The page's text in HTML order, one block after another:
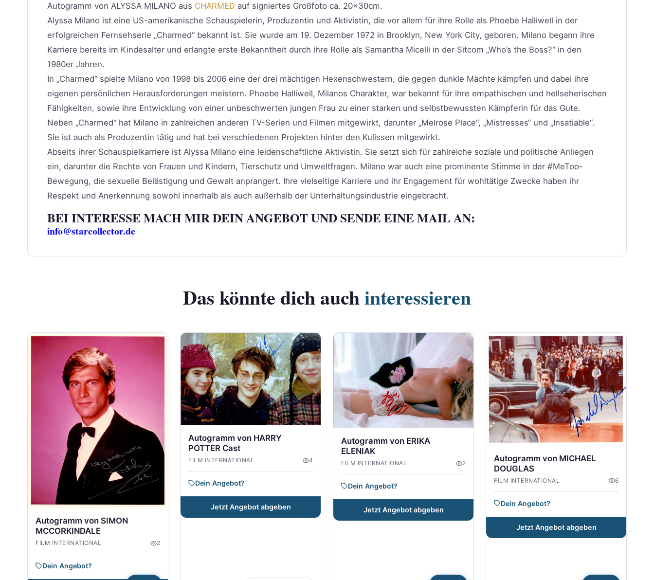
Autogramm von ALYSSA MILANO aus CHARMED auf signiertes Großfoto ca. 20x30cm.
Alyssa Milano ist eine US-amerikanische Schauspielerin, Produzentin und Aktivistin, die vor allem für ihre Rolle als Phoebe Halliwell in der
erfolgreichen Fernsehserie „Charmed“ bekannt ist. Sie wurde am 19. Dezember 1972 in Brooklyn, New York City, geboren. Milano begann ihre
Karriere bereits im Kindesalter und erlangte erste Bekanntheit durch ihre Rolle als Samantha Micelli in der Sitcom „Who’s the Boss?“ in den
1980er Jahren.
In „Charmed“ spielte Milano von 1998 bis 2006 eine der drei mächtigen Hexenschwestern, die gegen dunkle Mächte kämpfen und dabei ihre
eigenen persönlichen Herausforderungen meistern. Phoebe Halliwell, Milanos Charakter, war bekannt für ihre empathischen und hellseherischen
Fähigkeiten, sowie ihre Entwicklung von einer unbeschwerten jungen Frau zu einer starken und selbstbewussten Kämpferin für das Gute.
Neben „Charmed“ hat Milano in zahlreichen anderen TV-Serien und Filmen mitgewirkt, darunter „Melrose Place“, „Mistresses“ und „Insatiable“.
Sie ist auch als Produzentin tätig und hat bei verschiedenen Projekten hinter den Kulissen mitgewirkt.
Abseits ihrer Schauspielkarriere ist Alyssa Milano eine leidenschaftliche Aktivistin. Sie setzt sich für zahlreiche soziale und politische Anliegen
ein, darunter die Rechte von Frauen und Kindern, Tierschutz und Umweltfragen. Milano war auch eine prominente Stimme in der #MeToo-
Bewegung, die sexuelle Belästigung und Gewalt anprangert. Ihre vielseitige Karriere und ihr Engagement für wohltätige Zwecke haben ihr
Respekt und Anerkennung sowohl innerhalb als auch außerhalb der Unterhaltungsindustrie eingebracht.
BEI INTERESSE MACH MIR DEIN ANGEBOT UND SENDE EINE MAIL AN:
info@starcollector.de
Das könnte dich auchinteressieren
Autogramm von SIMON
MCCORKINDALE
FILM INTERNATIONAL 2
Dein Angebot?
Autogramm von HARRY
POTTER Cast
FILM INTERNATIONAL 4
Dein Angebot?
Jetzt Angebot abgeben
Autogramm von ERIKA
ELENIAK
FILM INTERNATIONAL 2
Dein Angebot?
Jetzt Angebot abgeben
Autogramm von MICHAEL
DOUGLAS
FILM INTERNATIONAL 6
Dein Angebot?
Jetzt Angebot abgeben